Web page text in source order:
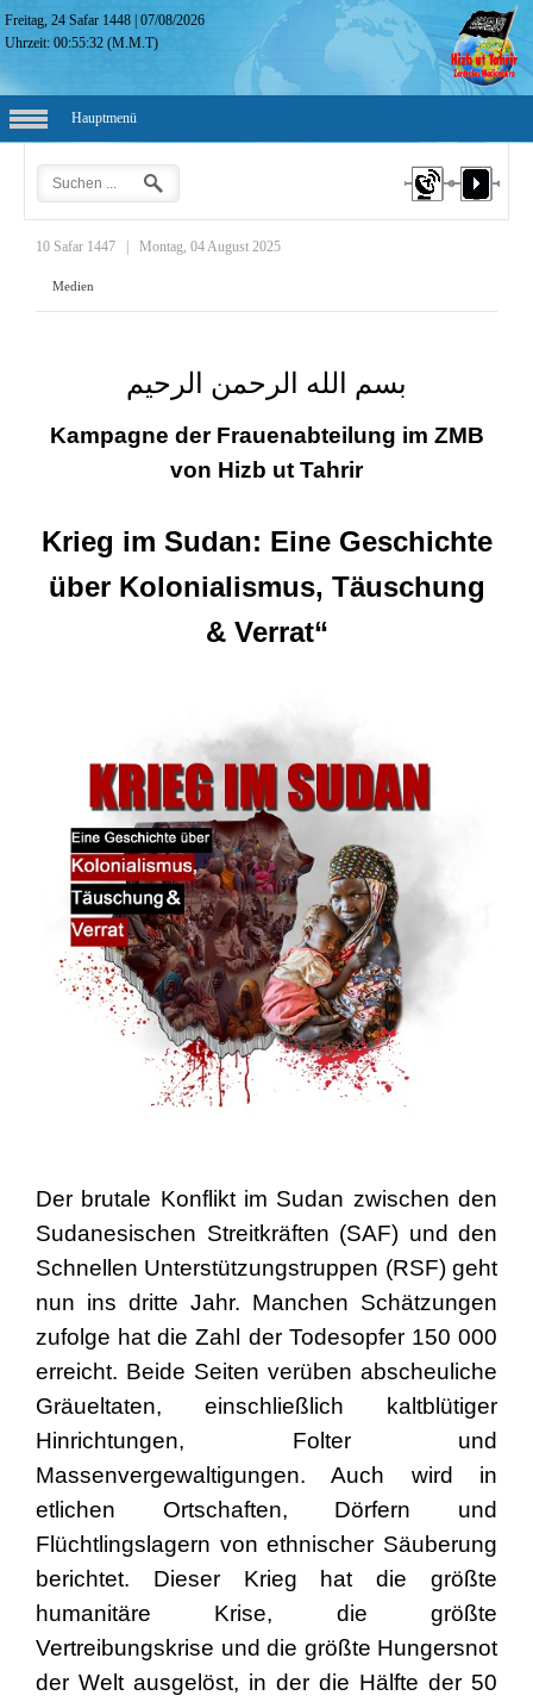
Freitag, 24 Safar 1448 |07/08/2026
Uhrzeit:00:55:33 (M.M.T)
Hauptmenü
10 Safar 1447 Montag, 04 August 2025
Medien
بسم الله الرحمن الرحيم
Kampagne der Frauenabteilung im ZMB
von Hizb ut Tahrir
Krieg im Sudan: Eine Geschichte
über Kolonialismus, Täuschung
& Verrat“
Der brutale Konflikt im Sudan zwischen den
Sudanesischen Streitkräften (SAF) und den
Schnellen Unterstützungstruppen (RSF) geht
nun ins dritte Jahr. Manchen Schätzungen
zufolge hat die Zahl der Todesopfer 150 000
erreicht. Beide Seiten verüben abscheuliche
Gräueltaten, einschließlich kaltblütiger
Hinrichtungen, Folter und
Massenvergewaltigungen. Auch wird in
etlichen Ortschaften, Dörfern und
Flüchtlingslagern von ethnischer Säuberung
berichtet. Dieser Krieg hat die größte
humanitäre Krise, die größte
Vertreibungskrise und die größte Hungersnot
der Welt ausgelöst, in der die Hälfte der 50